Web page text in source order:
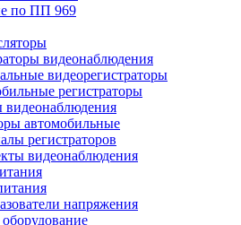
по ПП 969
видеонаблюдения
видеорегистраторы
регистраторы
автомобильные
регистраторов
видеонаблюдения
напряжения